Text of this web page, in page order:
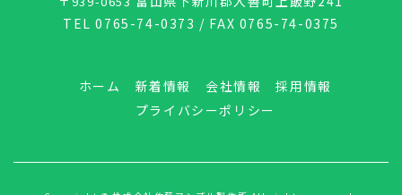
TEL 0765-74-0373 / FAX 0765-74-0375
ホーム 新着情報 会社情報
採用情報
プライバシーポリシー